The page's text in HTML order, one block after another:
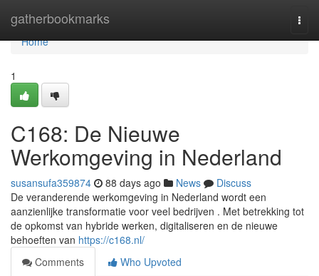
gatherbookmarks
Home
Home
1
C168: De Nieuwe
Werkomgeving in Nederland
susansufa359874 88 days ago News
Discuss
De veranderende werkomgeving in Nederland wordt een
aanzienlijke transformatie voor veel bedrijven . Met betrekking tot
de opkomst van hybride werken, digitaliseren en de nieuwe
behoeften van https://c168.nl/
Comments
Who Upvoted